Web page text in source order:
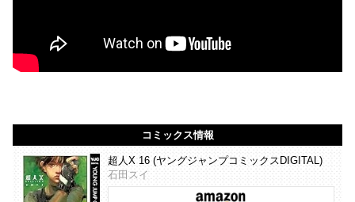
コミックス情報
超人X 16 (ヤングジャンプコミックスDIGITAL)
石田スイ